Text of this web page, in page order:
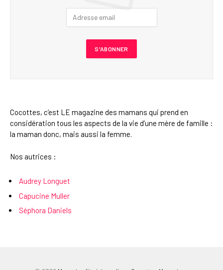
Cocottes, c’est LE magazine des mamans qui prend en
considération tous les aspects de la vie d’une mère de famille :
la maman donc, mais aussi la femme.
Nos autrices :
Audrey Longuet
Capucine Muller
Séphora Daniels